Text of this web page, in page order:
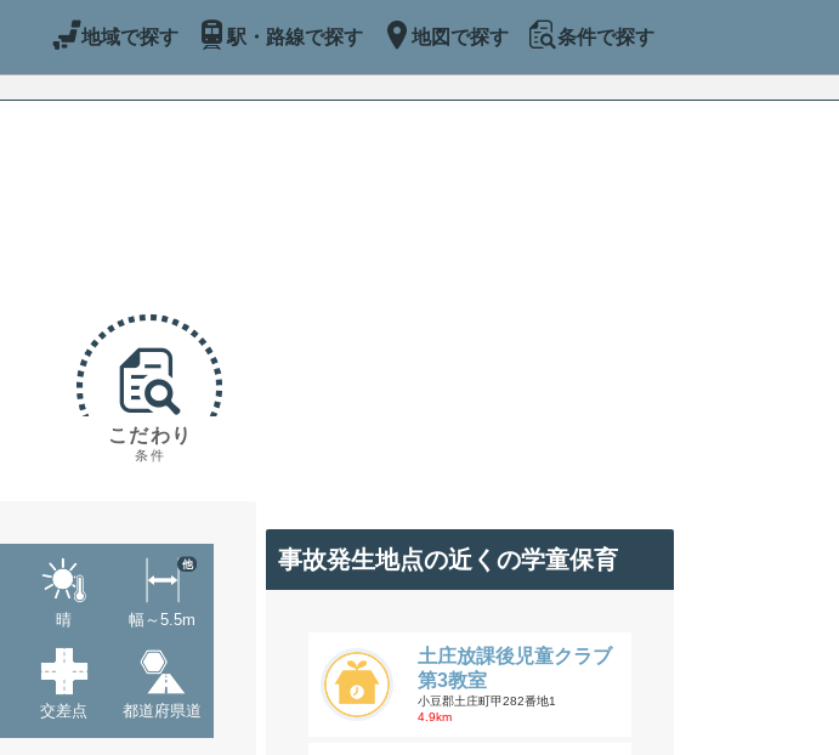
地域で探す 駅・路線で探す 地図で探す 条件で探す
こだわり
条件
晴 幅～5.5m
他
交差点 都道府県道
事故発生地点の近くの学童保育
土庄放課後児童クラブ
第3教室
小豆郡土庄町甲282番地1
4.9km